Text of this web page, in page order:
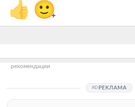
👍 🙂+
рекомендации
РЕКЛАМА